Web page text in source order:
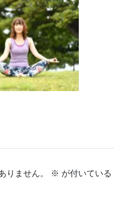
りません。 ※ が付いている